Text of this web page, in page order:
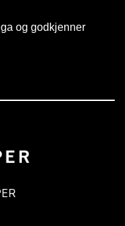
og godkjenner